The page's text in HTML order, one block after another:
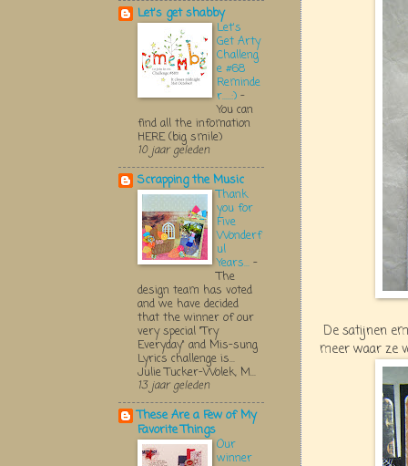
De satijnen
meer waar ze
Let's get shabby
Let's
Get Arty
Challeng
e #68
Reminde
r.....:) -
You can
find all the infomation
HERE (big smile)
10 jaar geleden
Scrapping the Music
Thank
you for
Five
Wonderf
ul
Years... -
The
design team has voted
and we have decided
that the winner of our
very special "Try
Everyday" and Mis-sung
Lyrics challenge is...
Julie Tucker-Wolek, M...
13 jaar geleden
These Are a Few of My
Favorite Things
Our
winner